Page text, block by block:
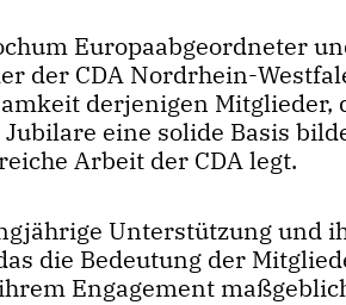
Europaabgeordneter
der CDA Nordrhein-
derjenigen Mitglieder,
eine solide Basis
Arbeit der CDA legt.
Unterstützung und
die Bedeutung der
Engagement